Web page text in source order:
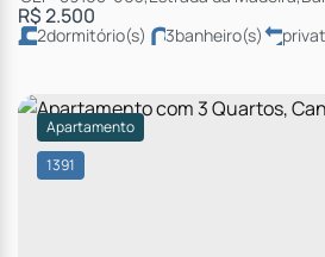
R$2.500
2dormitório(s) 3banheiro(s)
1391
Apartamento